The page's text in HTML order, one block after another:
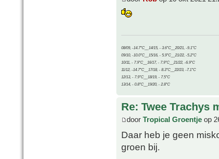
08/09, -14.7°C__14/15, - 3.6°C__20/21, -9.1°C
09/10, -10.0°C__15/16, - 5.9°C__21/22, -5.2°C
10/11, - 7.9°C__16/17, - 7.9°C__21/22, -6.9°C
11/12, -14.7°C__17/18, - 8.3°C__22/23, -7.1°C
12/13, - 7.9°C__18/19, - 7.5°C
13/14, - 0.8°C__19/20, - 2.8°C
Re: Twee Trachys
door Tropical Groentje op
Daar heb je geen
groen bij.